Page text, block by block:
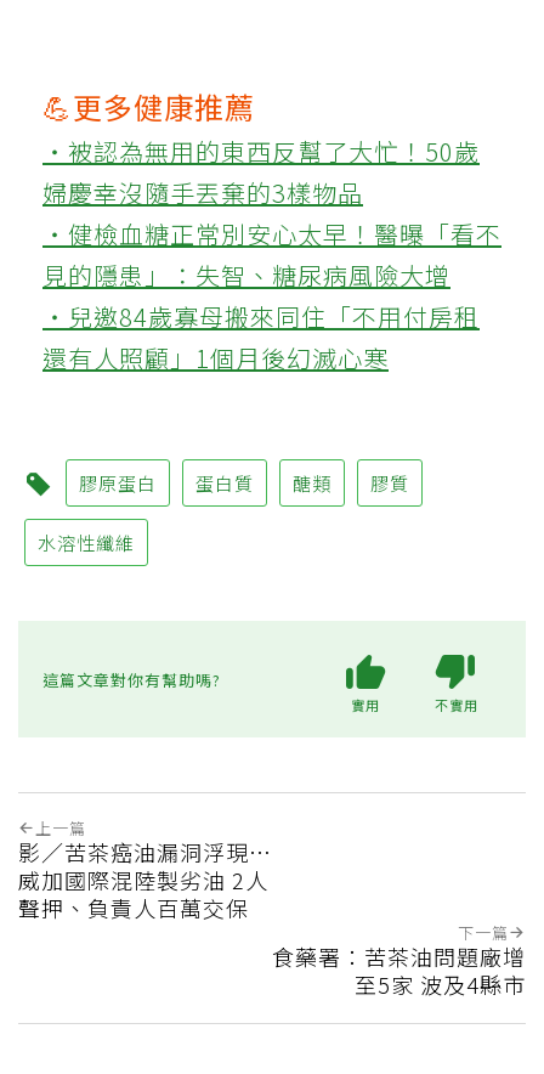
💪更多健康推薦
‧被認為無用的東西反幫了大忙！50歲
婦慶幸沒隨手丟棄的3樣物品
‧健檢血糖正常別安心太早！醫曝「看不
見的隱患」：失智、糖尿病風險大增
‧兒邀84歲寡母搬來同住「不用付房租
還有人照顧」1個月後幻滅心寒
膠原蛋白 蛋白質 醣類 膠質
水溶性纖維
這篇文章對你有幫助嗎?
實用 不實用
上一篇
影／苦茶癌油漏洞浮現…
威加國際混陸製劣油 2人
聲押、負責人百萬交保
下一篇
食藥署：苦茶油問題廠增
至5家 波及4縣市